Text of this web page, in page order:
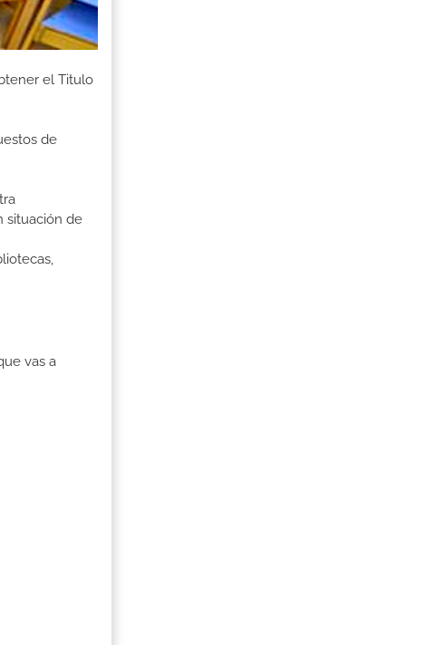
el Titulo
de
situación de
vas a